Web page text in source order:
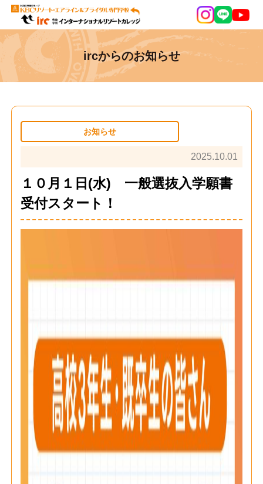
ircからのお知らせ
お知らせ
2025.10.01
１０月１日(水) 一般選抜入学願書
受付スタート！